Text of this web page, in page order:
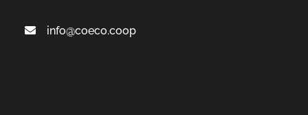
info@coeco.coop